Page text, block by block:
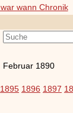
Februar 1890
1895 1896 1897